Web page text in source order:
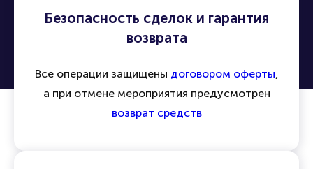
Безопасность сделок и гарантия
возврата
Все операции защищены договором оферты
а при отмене мероприятия предусмотрен
возврат средств